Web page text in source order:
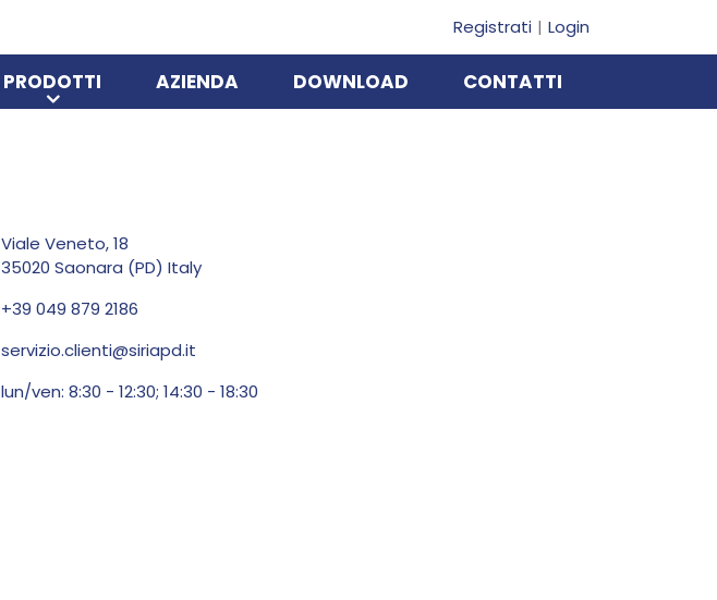
Registrati Login
PRODOTTI AZIENDA DOWNLOAD CONTATTI
Viale Veneto, 18
35020 Saonara (PD) Italy
+39 049 879 2186
servizio.clienti@siriapd.it
lun/ven: 8:30 - 12:30; 14:30 - 18:30